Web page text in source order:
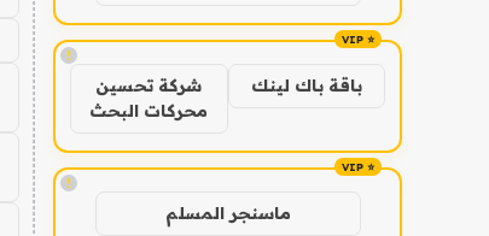
!
باقة باك لينك
شركة تحسين
محركات البحث
!
ماسنجر المسلم